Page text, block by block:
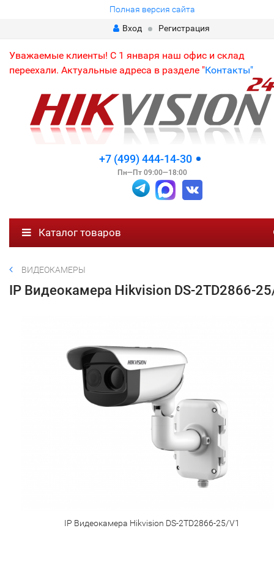
Полная версия сайта
Вход
Регистрация
Уважаемые клиенты! С 1 января наш офис и склад
переехали. Актуальные адреса в разделе "Контакты"
+7 (499) 444-14-30
Пн—Пт 09:00—18:00
Каталог товаров
ВИДЕОКАМЕРЫ
IP Видеокамера Hikvision DS-2TD2866-
IP Видеокамера Hikvision DS-2TD2866-25/V1